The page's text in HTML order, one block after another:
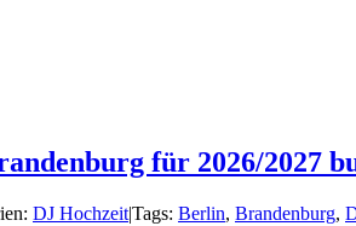
für 2026/2027
DJ Hochzeit|Tags: Berlin, Brandenburg,